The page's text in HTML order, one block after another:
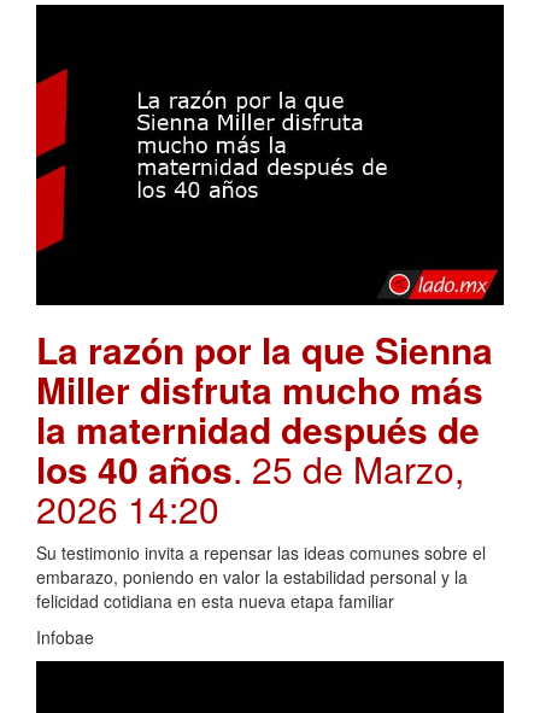
La razón por la que Sienna
Miller disfruta mucho más
la maternidad después de
los 40 años. 25 de Marzo,
2026 14:20
Su testimonio invita a repensar las ideas comunes sobre el
embarazo, poniendo en valor la estabilidad personal y la
felicidad cotidiana en esta nueva etapa familiar
Infobae